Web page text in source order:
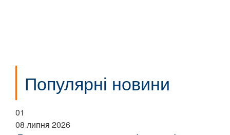
Популярні новини
01
08 липня 2026